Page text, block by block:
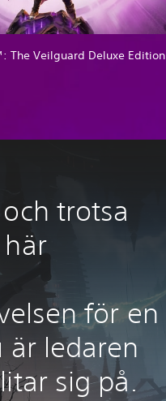
The Veilguard Deluxe Edition
trotsa
för en
är ledaren
sig på.